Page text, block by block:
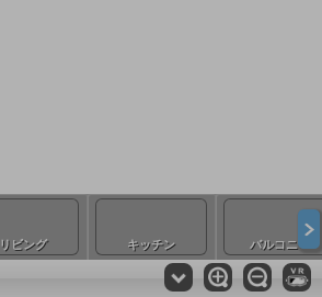
リビング キッチン バルコニー